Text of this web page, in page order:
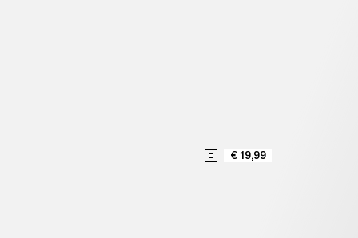
€ 19,99